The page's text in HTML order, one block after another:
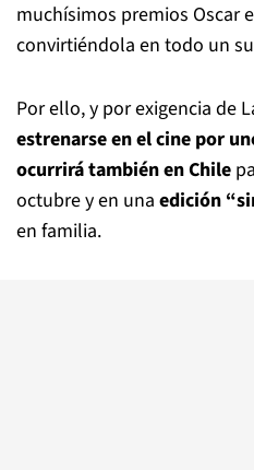
muchísimos premios Oscar
convirtiéndola en todo un
Por ello, y por exigencia de
estrenarse en el cine por
ocurrirá también en Chile
octubre y en una edición
en familia.